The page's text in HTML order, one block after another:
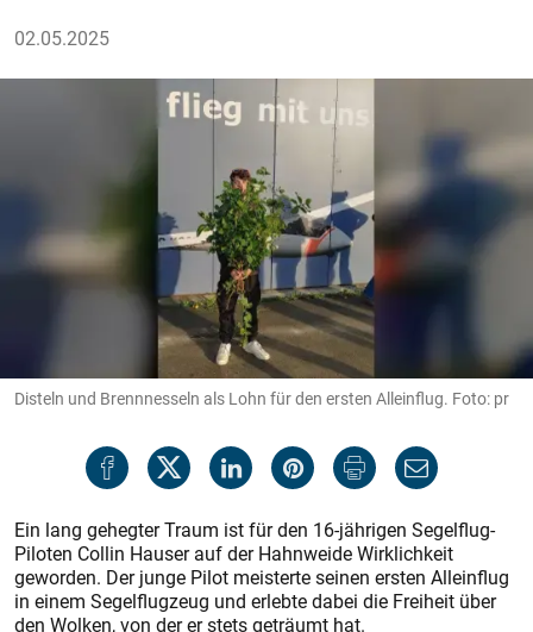
02.05.2025
Disteln und Brennnesseln als Lohn für den ersten Alleinflug. Foto: pr
Ein lang gehegter Traum ist für den 16-jährigen Segelflug-
Piloten Collin Hauser auf der Hahnweide Wirklichkeit
geworden. Der junge Pilot meisterte seinen ersten Alleinflug
in einem Segelflugzeug und erlebte dabei die Freiheit über
den Wolken, von der er stets geträumt hat.